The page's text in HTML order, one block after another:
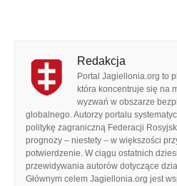
Redakcja
Portal Jagiellonia.org to
która koncentruje się na
wyzwań w obszarze
globalnego. Autorzy portalu
politykę zagraniczną Federacji
prognozy – niestety – w większości
potwierdzenie. W ciągu ostatnich
przewidywania autorów dotyczące
Głównym celem Jagiellonia.org jest